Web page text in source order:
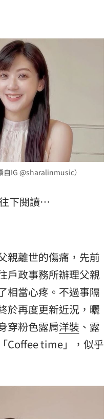
痛。
IG @sharalinmusic）
下閱讀…
親離世的傷痛，先前
戶政事務所辦理父親
相當心疼。不過事隔
於再度更新近況，曬
穿粉色露肩洋裝 、露
Coffee time」，似乎